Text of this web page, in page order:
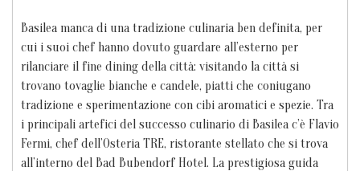
Basilea manca di una tradizione culinaria ben definita, per
cui i suoi chef hanno dovuto guardare all’esterno per
rilanciare il fine dining della città: visitando la città si
trovano tovaglie bianche e candele, piatti che coniugano
tradizione e sperimentazione con cibi aromatici e spezie. Tra
i principali artefici del successo culinario di Basilea c’è Flavio
Fermi, chef dell’Osteria TRE, ristorante stellato che si trova
all’interno del Bad Bubendorf Hotel. La prestigiosa guida